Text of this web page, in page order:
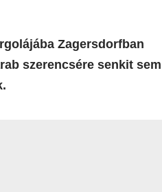
Zagersdorfban
szerencsére senkit sem